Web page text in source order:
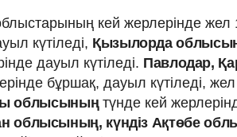
кей жерлерінде жел
күтіледі, Қызылорда
дауыл күтіледі. Павлодар,
бұршақ, дауыл күтіледі,
облысының түнде кей
облысының, күндіз Ақтөбе